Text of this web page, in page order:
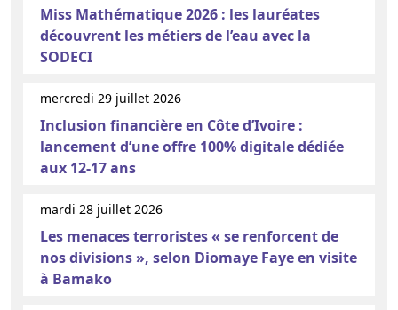
Miss Mathématique 2026 : les lauréates
découvrent les métiers de l’eau avec la
SODECI
mercredi 29 juillet 2026
Inclusion financière en Côte d’Ivoire :
lancement d’une offre 100% digitale dédiée
aux 12-17 ans
mardi 28 juillet 2026
Les menaces terroristes « se renforcent de
nos divisions », selon Diomaye Faye en visite
à Bamako